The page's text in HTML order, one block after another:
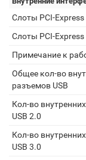
Слоты PCI-Express
Слоты PCI-Express
Примечание к
Общее кол-во
разъемов USB
Кол-во
USB 2.0
Кол-во
USB 3.0